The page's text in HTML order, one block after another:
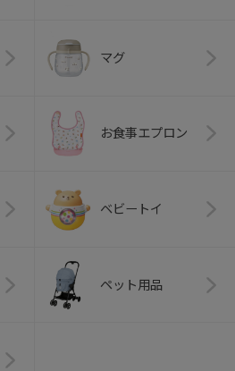
マグ
お食事エプロン
ベビートイ
ペット用品